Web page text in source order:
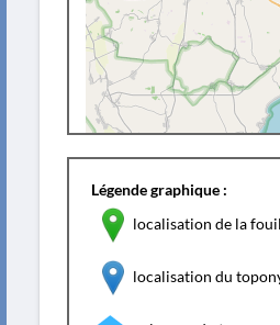
Légende graphique :
localisation de la
localisation du